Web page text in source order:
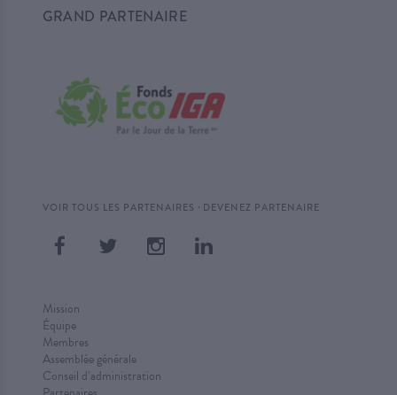
GRAND PARTENAIRE
VOIR TOUS LES PARTENAIRES · DEVENEZ PARTENAIRE
Mission
Équipe
Membres
Assemblée générale
Conseil d’administration